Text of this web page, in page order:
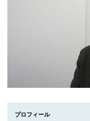
プロフィール